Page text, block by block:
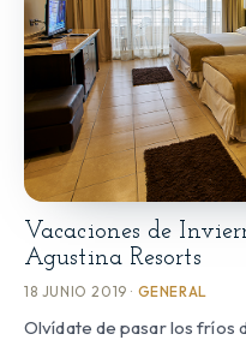
Vacaciones de
Agustina Resorts
18 JUNIO 2019 · GENERAL
Olvídate de pasar los fríos